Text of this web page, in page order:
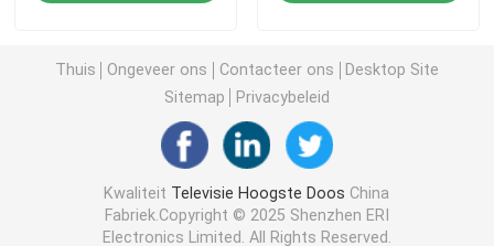
DVB C-ontvanger
HD HEVC-settopbox
Decoder DVB C
Thuis Ongeveer ons Contacteer ons
Desktop Site
Sitemap
Privacybeleid
Kwaliteit Televisie Hoogste Doos China
Fabriek.Copyright © 2025 Shenzhen ERI
Electronics Limited. All Rights Reserved.